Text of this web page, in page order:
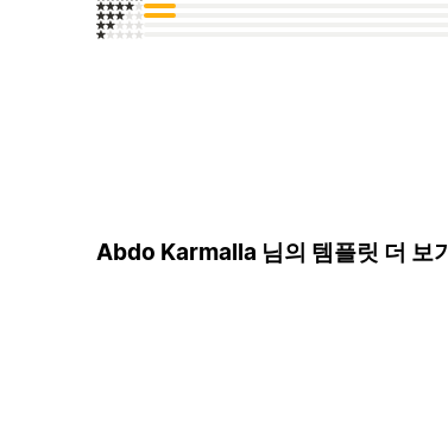
Abdo Karmalla 님의 템플릿 더 보기